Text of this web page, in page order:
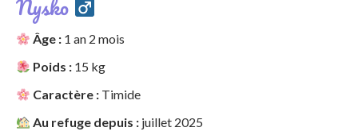
Nysko
Âge : 1 an 2 mois
Poids : 15 kg
Caractère : Timide
Au refuge depuis : juillet 2025